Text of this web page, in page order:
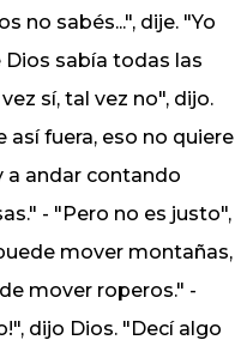
no sabés...", dije. "Yo
Dios sabía todas las
sí, tal vez no", dijo.
así fuera, eso no quiere
a andar contando
- "Pero no es justo",
mover montañas,
mover roperos." -
dijo Dios. "Decí algo